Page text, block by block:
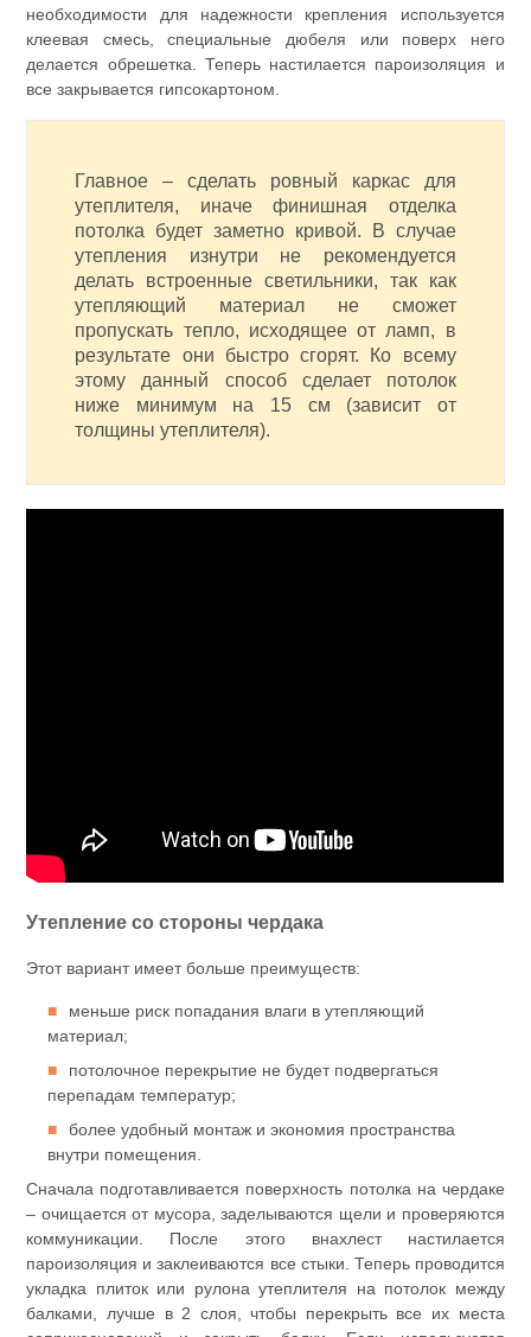
необходимости для надежности крепления используется
клеевая смесь, специальные дюбеля или поверх него
делается обрешетка. Теперь настилается пароизоляция и
все закрывается гипсокартоном.
Главное – сделать ровный каркас для
утеплителя, иначе финишная отделка
потолка будет заметно кривой. В случае
утепления изнутри не рекомендуется
делать встроенные светильники, так как
утепляющий материал не сможет
пропускать тепло, исходящее от ламп, в
результате они быстро сгорят. Ко всему
этому данный способ сделает потолок
ниже минимум на 15 см (зависит от
толщины утеплителя).
Утепление со стороны чердака
Этот вариант имеет больше преимуществ:
меньше риск попадания влаги в утепляющий
материал;
потолочное перекрытие не будет подвергаться
перепадам температур;
более удобный монтаж и экономия пространства
внутри помещения.
Сначала подготавливается поверхность потолка на чердаке
– очищается от мусора, заделываются щели и проверяются
коммуникации. После этого внахлест настилается
пароизоляция и заклеиваются все стыки. Теперь проводится
укладка плиток или рулона утеплителя на потолок между
балками, лучше в 2 слоя, чтобы перекрыть все их места